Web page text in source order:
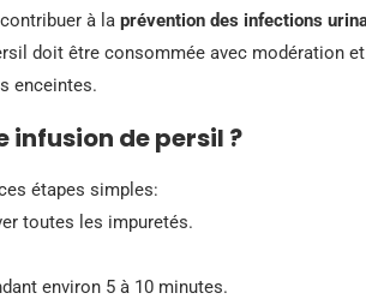
à la prévention des infections
doit être consommée avec modération et
enceintes.
de persil ?
étapes simples:
toutes les impuretés.
environ 5 à 10 minutes.